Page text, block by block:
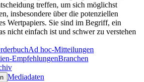
treffen, um sich möglichst
insbesondere über die potenziellen
Wertpapiers. Sie sind im Begriff, ein
nicht einfach ist und schwer zu verstehen
Ad hoc-Mitteilungen
EmpfehlungenBranchen
Mediadaten